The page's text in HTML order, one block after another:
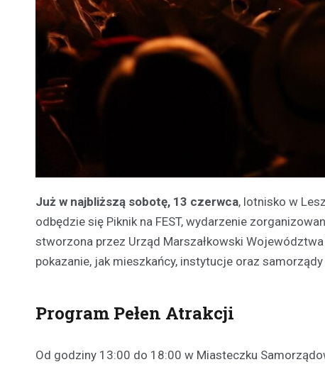
Już w najbliższą sobotę, 13 czerwca, lotnisko w
odbędzie się Piknik na FEST, wydarzenie
stworzona przez Urząd Marszałkowski
pokazanie, jak mieszkańcy, instytucje oraz
Program Pełen Atrakcji
Od godziny 13:00 do 18:00 w Miasteczku